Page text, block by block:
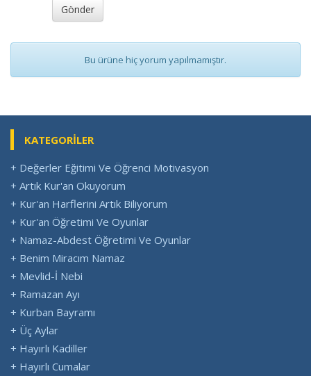
Bu ürüne hiç yorum yapılmamıştır.
KATEGORİLER
+ Değerler Eğitimi Ve Öğrenci Motivasyon
+ Artık Kur'an Okuyorum
+ Kur'an Harflerini Artık Biliyorum
+ Kur'an Öğretimi Ve Oyunlar
+ Namaz-Abdest Öğretimi Ve Oyunlar
+ Benim Miracım Namaz
+ Mevlid-İ Nebi
+ Ramazan Ayı
+ Kurban Bayramı
+ Üç Aylar
+ Hayırlı Kadiller
+ Hayırlı Cumalar